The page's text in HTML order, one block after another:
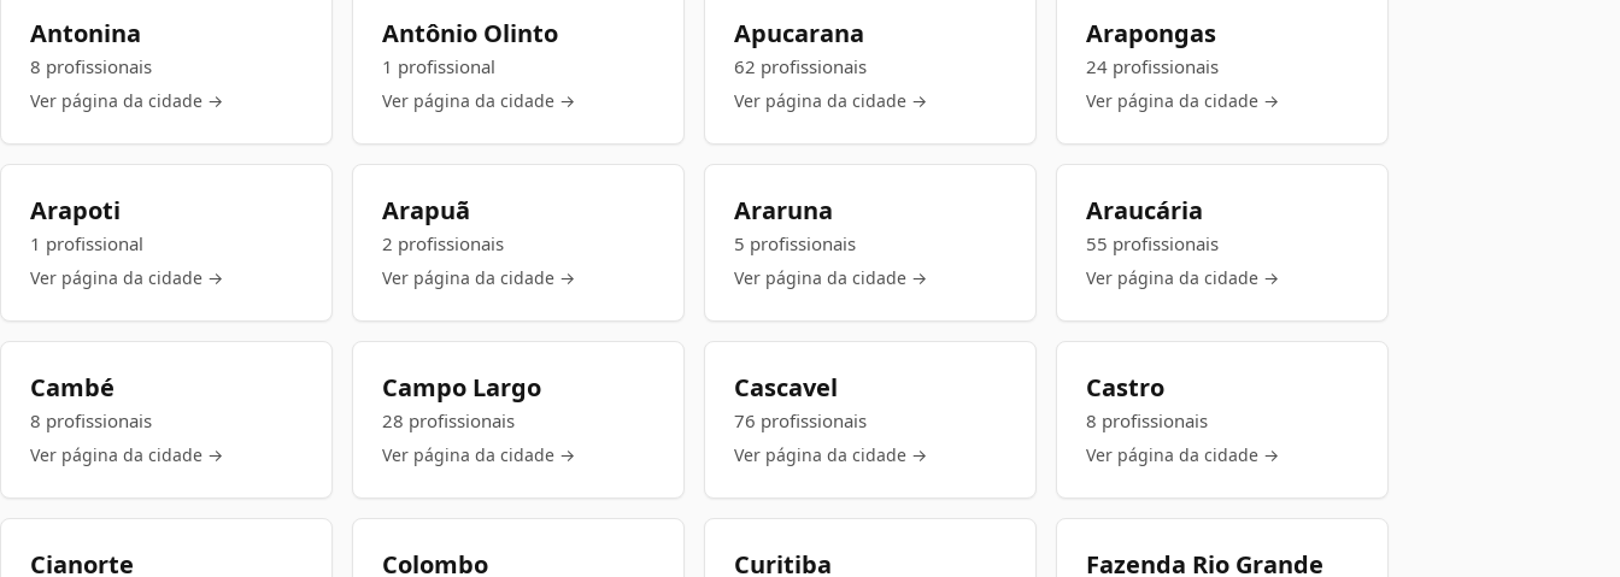
Antonina
8 profissionais
Ver página da cidade →
Antônio Olinto
1 profissional
Ver página da cidade →
Apucarana
62 profissionais
Ver página da cidade →
Arapongas
24 profissionais
Ver página da cidade →
Arapoti
1 profissional
Ver página da cidade →
Arapuã
2 profissionais
Ver página da cidade →
Araruna
5 profissionais
Ver página da cidade →
Araucária
55 profissionais
Ver página da cidade →
Cambé
8 profissionais
Ver página da cidade →
Campo Largo
28 profissionais
Ver página da cidade →
Cascavel
76 profissionais
Ver página da cidade →
Castro
8 profissionais
Ver página da cidade →
Cianorte Colombo Curitiba Fazenda Rio Grande